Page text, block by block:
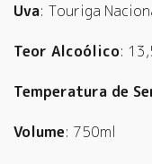
Uva: Touriga
Teor Alcoólico:
Temperatura de
Volume: 750ml